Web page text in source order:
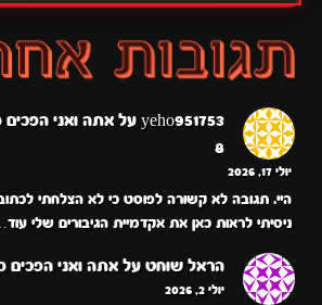
yeho951753 על
8
יולי 17, 2026
היי. תגובה לא קשורה לפוסט כי לא הצלחתי
ניסיתי לראות כאן את אקדמיית הגיבורים שלי
הראל שוחט על אתה ואני הפכים
יולי 2, 2026